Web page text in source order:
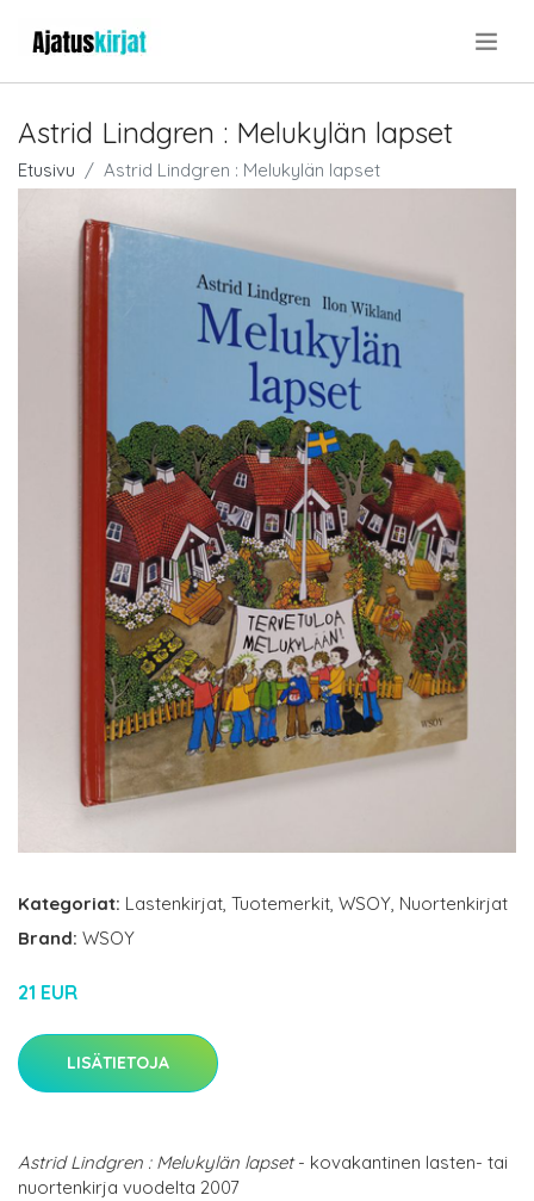
Astrid Lindgren : Melukylän lapset
Etusivu Astrid Lindgren : Melukylän lapset
Kategoriat: Lastenkirjat, Tuotemerkit, WSOY, Nuortenkirjat
Brand: WSOY
21 EUR
LISÄTIETOJA
Astrid Lindgren : Melukylän lapset- kovakantinen lasten- tai
nuortenkirja vuodelta 2007